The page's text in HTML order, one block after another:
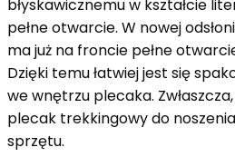
błyskawicznemu w kształcie
pełne otwarcie. W nowej
ma już na froncie pełne
Dzięki temu łatwiej jest się
we wnętrzu plecaka.
plecak trekkingowy do
sprzętu.